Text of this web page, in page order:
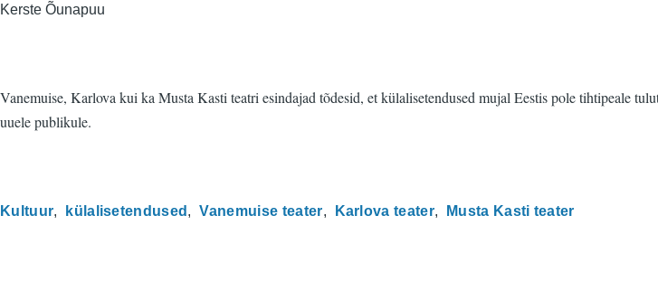
Kerste Õunapuu
Vanemuise, Karlova kui ka Musta Kasti teatri esindajad tõdesid, et külalisetendused mujal Eestis pole tihtipeale
uuele publikule.
Kultuur külalisetendused Vanemuise teater Karlova teater Musta Kasti teater